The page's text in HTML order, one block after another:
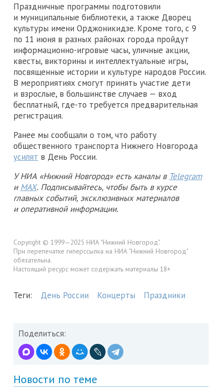
Праздничные программы подготовили
и муниципальные библиотеки, а также Дворец
культуры имени Орджоникидзе. Кроме того, с 9
по 11 июня в разных районах города пройдут
информационно-игровые часы, уличные акции,
квесты, викторины и интеллектуальные игры,
посвященные истории и культуре народов России.
В мероприятиях смогут принять участие дети
и взрослые, в большинстве случаев — вход
бесплатный, где-то требуется предварительная
регистрация.
Ранее мы сообщали о том, что работу
общественного транспорта Нижнего Новгорода
усилят в День России.
У НИА «Нижний Новгород» есть каналы в Telegram
и MAX. Подписывайтесь, чтобы быть в курсе
главных событий, эксклюзивных материалов
и оперативной информации.
Copyright © 1999—2025 НИА "Нижний Новгород".
При перепечатке гиперссылка на НИА "Нижний Новгород"
обязательна.
Настоящий ресурс может содержать материалы 18+
Теги: День России Концерты Праздники
Поделиться:
Новости по теме